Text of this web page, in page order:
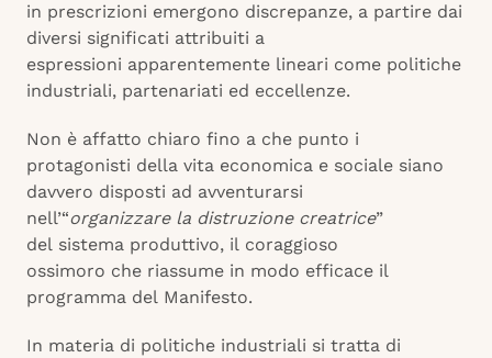
in prescrizioni emergono discrepanze, a partire dai
diversi significati attribuiti a
espressioni apparentemente lineari come politiche
industriali, partenariati ed eccellenze.
Non è affatto chiaro fino a che punto i
protagonisti della vita economica e sociale siano
davvero disposti ad avventurarsi
nell’“organizzare la distruzione creatrice”
del sistema produttivo, il coraggioso
ossimoro che riassume in modo efficace il
programma del Manifesto.
In materia di politiche industriali si tratta di